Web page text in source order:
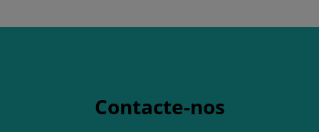
Contacte-nos